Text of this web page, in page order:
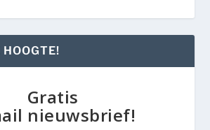
Gratis
nieuwsbrief!